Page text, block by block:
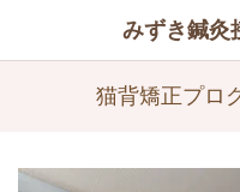
みずき鍼灸
猫背矯正プロ